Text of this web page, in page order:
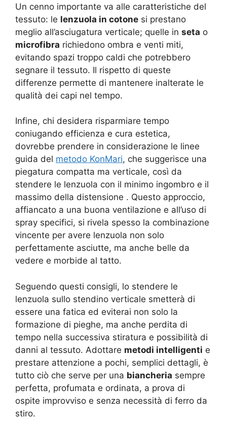
Un cenno importante va alle caratteristiche del
tessuto: le lenzuola in cotone si prestano
meglio all’asciugatura verticale; quelle in seta o
microfibra richiedono ombra e venti miti,
evitando spazi troppo caldi che potrebbero
segnare il tessuto. Il rispetto di queste
differenze permette di mantenere inalterate le
qualità dei capi nel tempo.
Infine, chi desidera risparmiare tempo
coniugando efficienza e cura estetica,
dovrebbe prendere in considerazione le linee
guida del metodo KonMari, che suggerisce una
piegatura compatta ma verticale, così da
stendere le lenzuola con il minimo ingombro e il
massimo della distensione . Questo approccio,
affiancato a una buona ventilazione e all’uso di
spray specifici, si rivela spesso la combinazione
vincente per avere lenzuola non solo
perfettamente asciutte, ma anche belle da
vedere e morbide al tatto.
Seguendo questi consigli, lo stendere le
lenzuola sullo stendino verticale smetterà di
essere una fatica ed eviterai non solo la
formazione di pieghe, ma anche perdita di
tempo nella successiva stiratura e possibilità di
danni al tessuto. Adottare metodi intelligenti e
prestare attenzione a pochi, semplici dettagli, è
tutto ciò che serve per una biancheria sempre
perfetta, profumata e ordinata, a prova di
ospite improvviso e senza necessità di ferro da
stiro.